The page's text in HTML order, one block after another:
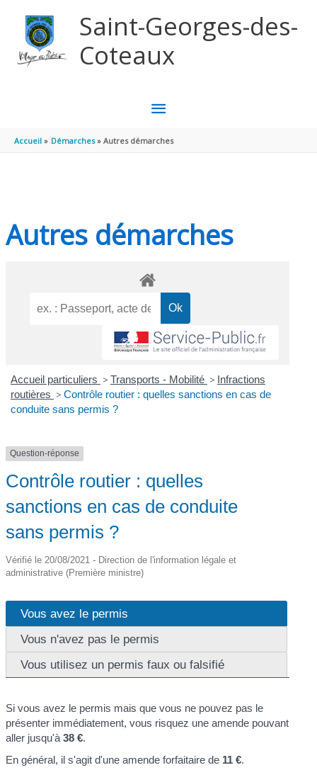
Saint-Georges-des-
Coteaux
MENU
PRINCIPAL
Accueil Démarches Autres démarches
Autres démarches
Accueil particuliers > Transports - Mobilité > Infractions
routières > Contrôle routier : quelles sanctions en cas de
conduite sans permis ?
Question-réponse
Contrôle routier : quelles
sanctions en cas de conduite
sans permis ?
Vérifié le 20/08/2021 - Direction de l'information légale et
administrative (Première ministre)
Vous avez le permis
Vous n'avez pas le permis
Vous utilisez un permis faux ou falsifié
Si vous avez le permis mais que vous ne pouvez pas le
présenter immédiatement, vous risquez une amende pouvant
aller jusqu'à38 €.
En général, il s'agit d'une amende forfaitaire de 11 €.